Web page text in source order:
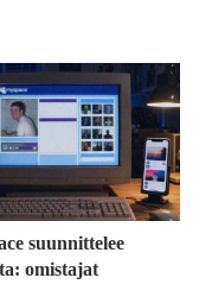
suunnittelee
omistajat